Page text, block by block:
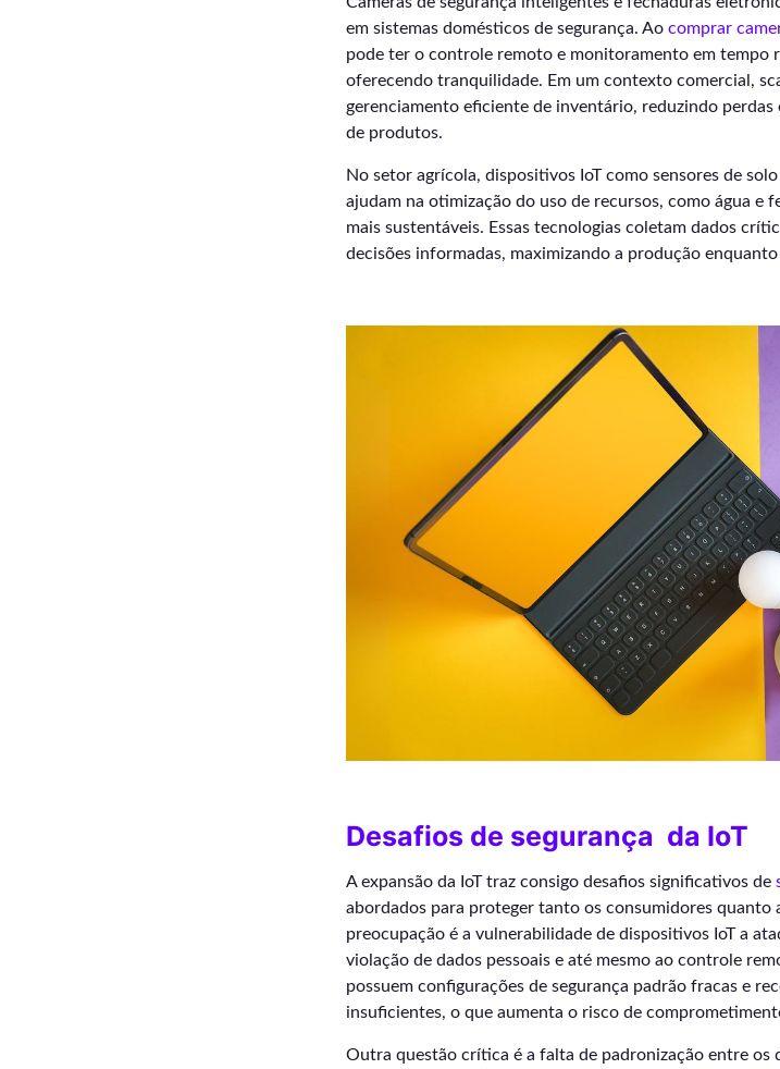
em sistemas domésticos de segurança. Ao comprar
pode ter o controle remoto e monitoramento em tempo
oferecendo tranquilidade. Em um contexto comercial,
gerenciamento eficiente de inventário, reduzindo
de produtos.
No setor agrícola, dispositivos IoT como sensores de
ajudam na otimização do uso de recursos, como água e
mais sustentáveis. Essas tecnologias coletam dados
decisões informadas, maximizando a produção
Desafios de segurança da IoT
A expansão da IoT traz consigo desafios significativos de
abordados para proteger tanto os consumidores quanto
preocupação é a vulnerabilidade de dispositivos IoT a
violação de dados pessoais e até mesmo ao controle
possuem configurações de segurança padrão fracas e
insuficientes, o que aumenta o risco de
Outra questão crítica é a falta de padronização entre os